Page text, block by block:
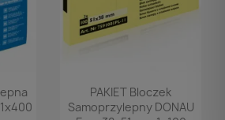
Podgląd
PAKIET Bloczek
Samoprzylepny DONAU